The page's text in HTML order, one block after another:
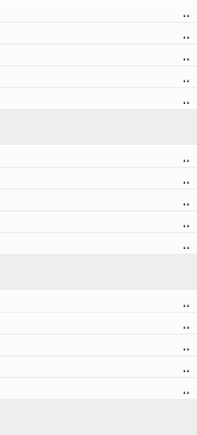
..
..
..
..
..
..
..
..
..
..
..
..
..
..
..